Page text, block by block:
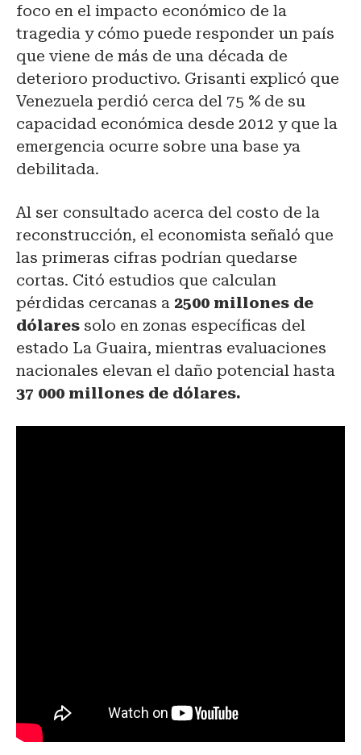
foco en el impacto económico de la
tragedia y cómo puede responder un país
que viene de más de una década de
deterioro productivo. Grisanti explicó que
Venezuela perdió cerca del 75 % de su
capacidad económica desde 2012 y que la
emergencia ocurre sobre una base ya
debilitada.
Al ser consultado acerca del costo de la
reconstrucción, el economista señaló que
las primeras cifras podrían quedarse
cortas. Citó estudios que calculan
pérdidas cercanas a 2500 millones de
dólares solo en zonas específicas del
estado La Guaira, mientras evaluaciones
nacionales elevan el daño potencial hasta
37 000 millones de dólares.